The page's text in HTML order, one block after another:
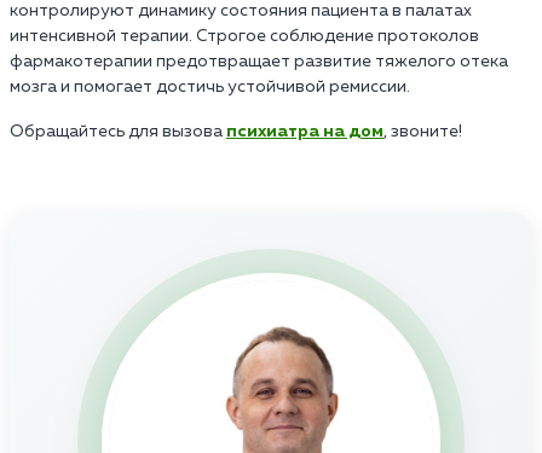
контролируют динамику состояния пациента в палатах
интенсивной терапии. Строгое соблюдение протоколов
фармакотерапии предотвращает развитие тяжелого отека
мозга и помогает достичь устойчивой ремиссии.
Обращайтесь для вызова психиатра на дом, звоните!